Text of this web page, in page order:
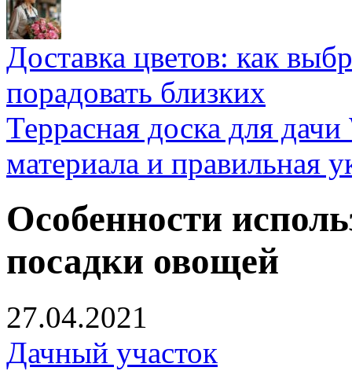
Доставка цветов: как
порадовать близких
Террасная доска для
материала и правильная
Особенности
посадки овощей
27.04.2021
Дачный участок